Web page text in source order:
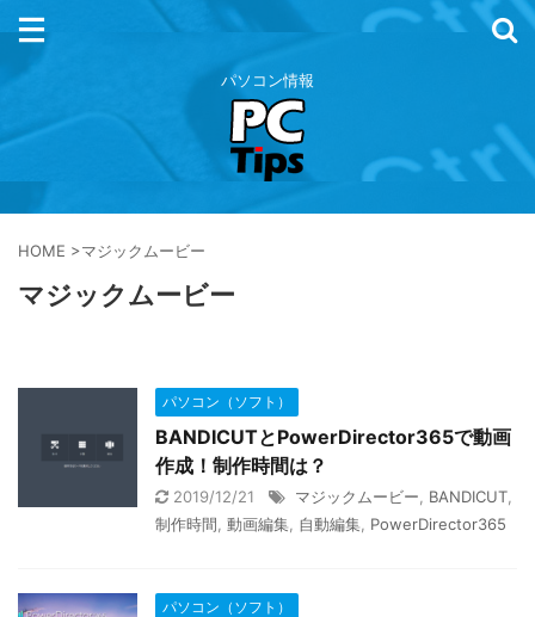
パソコン情報
HOME >マジックムービー
マジックムービー
パソコン（ソフト）
BANDICUTとPowerDirector365で動画
作成！制作時間は？
2019/12/21 マジックムービー BANDICUT
制作時間 動画編集 自動編集 PowerDirector365
パソコン（ソフト）